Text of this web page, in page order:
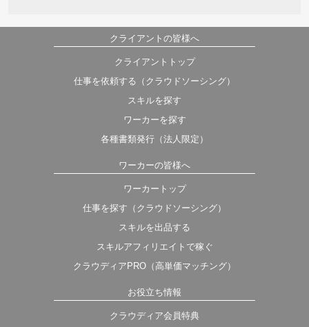
クライアントの皆様へ
クライアントトップ
仕事を依頼する（クラウドソーシング）
スキルを探す
ワーカーを探す
各種書類発行（法人限定）
ワーカーの皆様へ
ワーカートップ
仕事を探す（クラウドソーシング）
スキルを出品する
スキルアフィリエイトで稼ぐ
クラウディアPRO（高単価マッチング）
お役立ち情報
クラウディア会員特典